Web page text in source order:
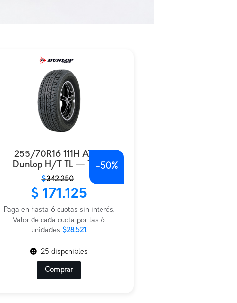
255/70R16 111H AT20
Dunlop H/T TL — THA
$342.250
era:
$342.250.
es:
$171.125.
$171.125
Paga en hasta 6 cuotas sin interés.
Valor de cada cuota por las 6
unidades $28.521 .
-50%
25 disponibles
Comprar